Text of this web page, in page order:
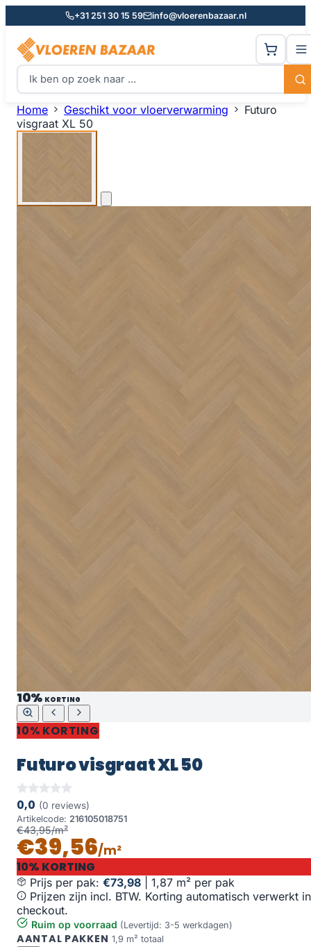
+31 251 30 15 59 info@vloerenbazaar.nl
Home Geschikt voor vloerverwarming
Futuro
visgraat XL 50
10% KORTING
10% KORTING
Futuro visgraat XL 50
0,0 (0 reviews)
Artikelcode: 216105018751
€43,95/m²
€39,56/m²
10% KORTING
Prijs per pak: €73,98
1,87 m² per pak
Prijzen zijn incl. BTW. Korting automatisch verwerkt in
checkout.
Ruim op voorraad (Levertijd: 3-5 werkdagen)
AANTAL PAKKEN 1,9 m² totaal